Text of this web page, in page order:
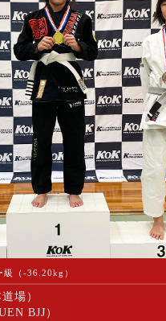
（-36.20kg）
場）
BJJ）